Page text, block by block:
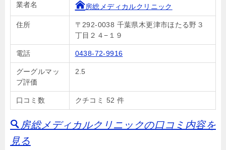
業者名 房総メディカルクリニック
住所
〒292-0038 千葉県木更津市ほたる野３
丁目２４−１９
電話 0438-72-9916
グーグルマッ
プ評価
2.5
口コミ数 クチコミ 52 件
房総メディカルクリニックの口コミ内容を
見る